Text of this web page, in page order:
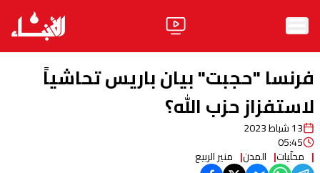
الأخبار
آراء
فيديو
فرنسا "حجبت" بيان باريس تحاشياً
لاستفزاز حزب الله؟
13 شباط 2023
05:45
محلّيات المدن منير الربيع